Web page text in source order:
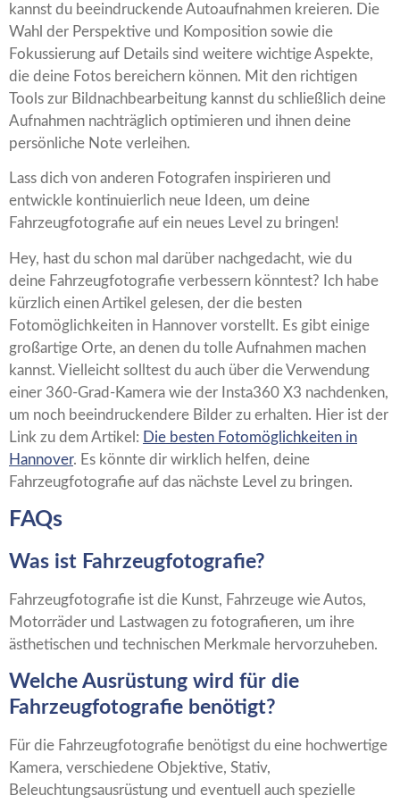
kannst du beeindruckende Autoaufnahmen kreieren. Die
Wahl der Perspektive und Komposition sowie die
Fokussierung auf Details sind weitere wichtige Aspekte,
die deine Fotos bereichern können. Mit den richtigen
Tools zur Bildnachbearbeitung kannst du schließlich deine
Aufnahmen nachträglich optimieren und ihnen deine
persönliche Note verleihen.
Lass dich von anderen Fotografen inspirieren und
entwickle kontinuierlich neue Ideen, um deine
Fahrzeugfotografie auf ein neues Level zu bringen!
Hey, hast du schon mal darüber nachgedacht, wie du
deine Fahrzeugfotografie verbessern könntest? Ich habe
kürzlich einen Artikel gelesen, der die besten
Fotomöglichkeiten in Hannover vorstellt. Es gibt einige
großartige Orte, an denen du tolle Aufnahmen machen
kannst. Vielleicht solltest du auch über die Verwendung
einer 360-Grad-Kamera wie der Insta360 X3 nachdenken,
um noch beeindruckendere Bilder zu erhalten. Hier ist der
Link zu dem Artikel: Die besten Fotomöglichkeiten in
Hannover. Es könnte dir wirklich helfen, deine
Fahrzeugfotografie auf das nächste Level zu bringen.
FAQs
Was ist Fahrzeugfotografie?
Fahrzeugfotografie ist die Kunst, Fahrzeuge wie Autos,
Motorräder und Lastwagen zu fotografieren, um ihre
ästhetischen und technischen Merkmale hervorzuheben.
Welche Ausrüstung wird für die
Fahrzeugfotografie benötigt?
Für die Fahrzeugfotografie benötigst du eine hochwertige
Kamera, verschiedene Objektive, Stativ,
Beleuchtungsausrüstung und eventuell auch spezielle